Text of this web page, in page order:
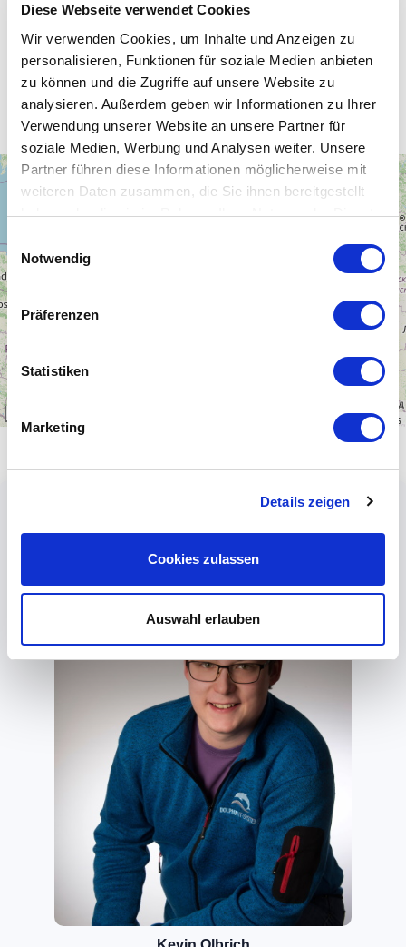
Diese Webseite verwendet Cookies
Wir verwenden Cookies, um Inhalte und Anzeigen zu
personalisieren, Funktionen für soziale Medien anbieten
zu können und die Zugriffe auf unsere Website zu
analysieren. Außerdem geben wir Informationen zu Ihrer
Verwendung unserer Website an unsere Partner für
soziale Medien, Werbung und Analysen weiter. Unsere
Partner führen diese Informationen möglicherweise mit
weiteren Daten zusammen, die Sie ihnen bereitgestellt
haben oder die sie im Rahmen Ihrer Nutzung der Dienste
Einwilligungsauswahl
Notwendig
Präferenzen
Statistiken
Marketing
Details zeigen
Cookies zulassen
Auswahl erlauben
Unsere WLAN-Hotspots in Belarus
(Weissrussland)
+
OpenStreetMapcontributors